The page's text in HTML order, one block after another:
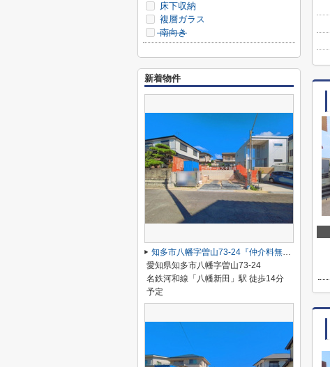
床下収納
複層ガラス
南向き
新着物件
知多市八幡字曽山73-24『仲介料無料』新築戸建て
愛知県知多市八幡字曽山73-24
名鉄河和線「八幡新田」駅 徒歩14分
予定